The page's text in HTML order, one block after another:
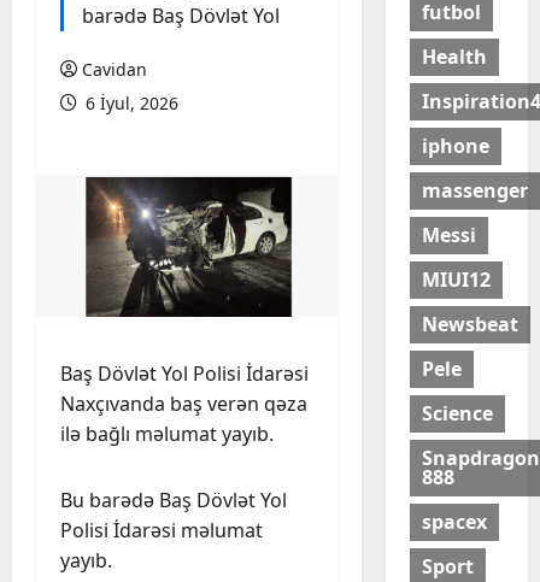
barədə Baş Dövlət Yol
Cavidan
6 İyul, 2026
Baş Dövlət Yol Polisi İdarəsi
Naxçıvanda baş verən qəza
ilə bağlı məlumat yayıb.
Bu barədə Baş Dövlət Yol
Polisi İdarəsi məlumat
yayıb.
futbol
Health
Inspiration4
iphone
massenger
Messi
MIUI12
Newsbeat
Pele
Science
Snapdragon
888
spacex
Sport